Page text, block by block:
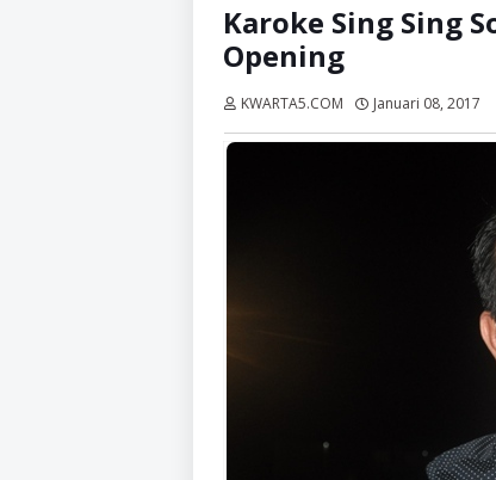
Karoke Sing Sing
Opening
KWARTA5.COM Januari 08, 2017